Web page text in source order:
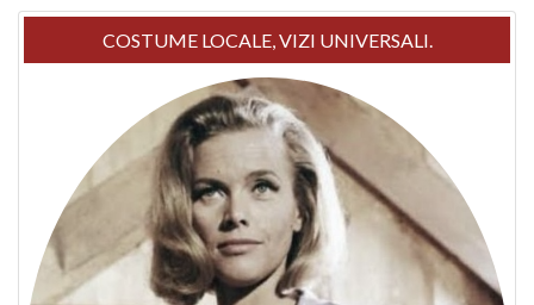
COSTUME LOCALE, VIZI UNIVERSALI.